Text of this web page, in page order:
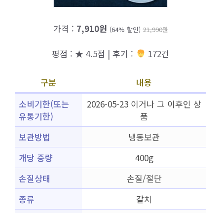
가격 : 7,910원 (64% 할인) 21,990원
평점 : ★ 4.5점 | 후기 : 172건
구분
내용
소비기한(또는
유통기한)
2026-05-23 이거나 그 이후인 상
품
보관방법
냉동보관
개당 중량
400g
손질상태
손질/절단
종류
갈치